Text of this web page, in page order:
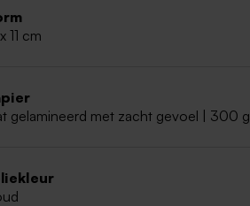
11 cm
gelamineerd met zacht gevoel | 300 g